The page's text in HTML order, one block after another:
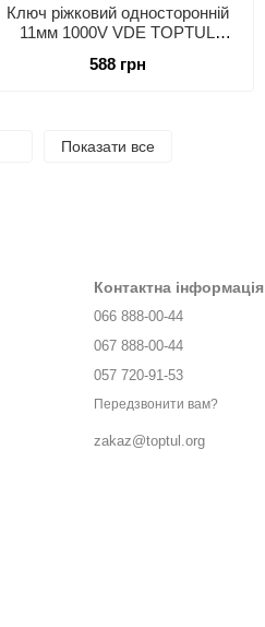
Ключ ріжковий односторонній
11мм 1000V VDE TOPTUL
588 грн
Показати все
Контактна інформація
066 888-00-44
067 888-00-44
057 720-91-53
Передзвонити вам?
zakaz@toptul.org